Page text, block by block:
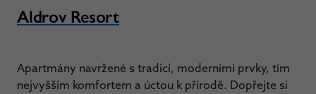
Aldrov Resort
Apartmány navržené s tradicí, moderními prvky, tím
nejvyšším komfortem a úctou k přírodě. Dopřejte si